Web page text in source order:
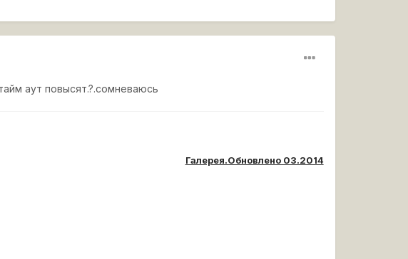
аут повысят.?.сомневаюсь
Галерея.Обновлено 03.2014